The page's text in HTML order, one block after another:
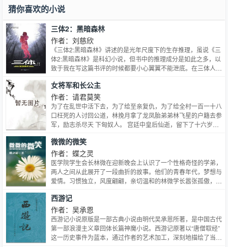
猜你喜欢的小说
三体2：黑暗森林
作者：刘慈欣
《三体2:黑暗森林》讲述的是光年尺度下的生存推理，虽说《三
体2:黑暗森林》是科幻小说，但书中的推理成分是如此之多，以
致于我在写这篇书评的时候都要小心翼翼不能泄底。在三体人准
思维透明的致命缺陷，制订了神秘莫测的面壁计划，精选出四位
面壁者，希望以此展开对三体人的反击。 刘慈欣的作品宏伟大
气、想象绚丽，既注重极端空灵与厚重现实的结合，也讲求科学
的内涵和美感。具有浓郁的中国特色和鲜明的个人风格。为中国
科幻确立了一个新高度。
女将军和长公主
作者：请君莫笑
为了在乱世中活下去，为了给至亲复仇，为了给全村一百一十八
口枉死的人讨回公道，林挽月拿了龙凤胎弟弟林飞星的户籍去参
军，励志杀尽天 下匈奴人。 宫廷中皇后仙逝，留下了十六岁的
虎视眈眈，姐弟俩的地位岌岌可危。 女扮男装的将军和运筹帷
幄的长公主，正剧，慢热，传奇，军旅，宫斗，阴谋，复仇，
HE
微微的微笑
作者：蝶之灵
医学院学生会长林微在迎新晚会上认识了一个性格奇怪的学弟，
两人之间从此展开了一段曲折的故事。他们的青春年代，梦想与
爱情。习惯独立，风度翩翩，亲切温和的林微学长嚣张孤傲，热
御姐温婷；冷漠痴情的才子萧凡；还有个变态的始祖叶敬辉。一
群人嬉笑怒骂，共同上演了“合久必分，分久又合，相爱多年，
伤害多年”的狗血戏码摸爬打滚遍体鳞伤时，也终于明白了男人
之间河蟹的相处方式——接吻的激情，只延续几秒；做爱的快
感，只延续几分钟而牵手的信任，却可以，一辈子……内容标
西游记
作者：吴承恩
西游记小说原版是一部古典小说由明代吴承恩所著，是中国古代
第一部浪漫主义章回体长篇神魔小说。西游记原著以“唐僧取经”
这一历史事件为蓝本，通过作者的艺术加工，深刻地描绘了当时